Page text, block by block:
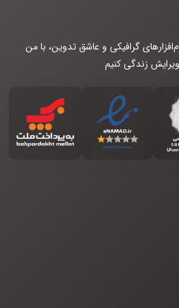
گرافیکی و عاشق تدوین، با من
زندگی کنیم